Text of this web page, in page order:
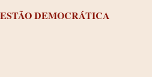
DEMOCRÁTICA